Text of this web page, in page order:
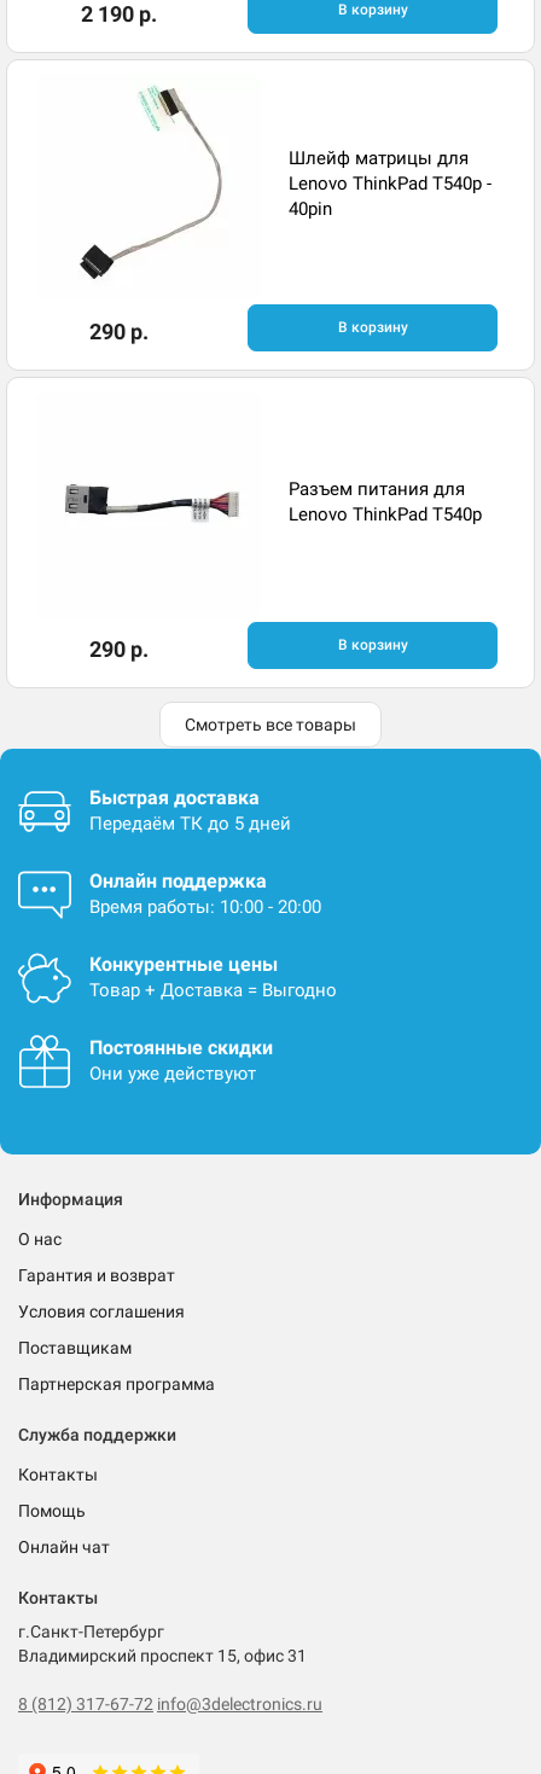
2 190 р. В корзину
Шлейф матрицы для
Lenovo ThinkPad T540p -
40pin
290 р. В корзину
Разъем питания для
Lenovo ThinkPad T540p
290 р. В корзину
Смотреть все товары
Быстрая доставка
Передаём ТК до 5 дней
Онлайн поддержка
Время работы: 10:00 - 20:00
Конкурентные цены
Товар + Доставка = Выгодно
Постоянные скидки
Они уже действуют
Информация
О нас
Гарантия и возврат
Условия соглашения
Поставщикам
Партнерская программа
Служба поддержки
Контакты
Помощь
Онлайн чат
Контакты
г.Санкт-Петербург
Владимирский проспект 15, офис 31
8 (812) 317-67-72 info@3delectronics.ru